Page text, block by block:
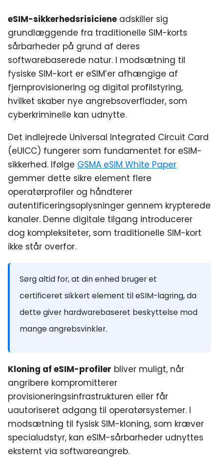
eSIM-sikkerhedsrisiciene adskiller sig
grundlæggende fra traditionelle SIM-korts
sårbarheder på grund af deres
softwarebaserede natur. I modsætning til
fysiske SIM-kort er eSIM’er afhængige af
fjernprovisionering og digital profilstyring,
hvilket skaber nye angrebsoverflader, som
cyberkriminelle kan udnytte.
Det indlejrede Universal Integrated Circuit Card
(eUICC) fungerer som fundamentet for eSIM-
sikkerhed. Ifølge GSMA eSIM White Paper
gemmer dette sikre element flere
operatørprofiler og håndterer
autentificeringsoplysninger gennem krypterede
kanaler. Denne digitale tilgang introducerer
dog kompleksiteter, som traditionelle SIM-kort
ikke står overfor.
Sørg altid for, at din enhed bruger et
certificeret sikkert element til eSIM-lagring, da
dette giver hardwarebaseret beskyttelse mod
mange angrebsvinkler.
Kloning af eSIM-profiler bliver muligt, når
angribere kompromitterer
provisioneringsinfrastrukturen eller får
uautoriseret adgang til operatørsystemer. I
modsætning til fysisk SIM-kloning, som kræver
specialudstyr, kan eSIM-sårbarheder udnyttes
eksternt via softwareangreb.